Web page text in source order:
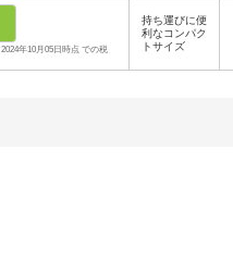
年10月05日時点 での税
持ち運びに便
利なコンパク
トサイズ